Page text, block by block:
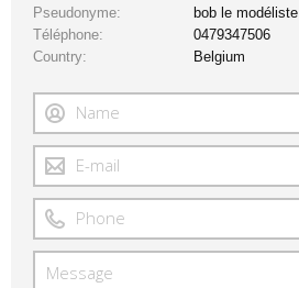
Pseudonyme
bob le modéliste
Téléphone
0479347506
Country
Belgium